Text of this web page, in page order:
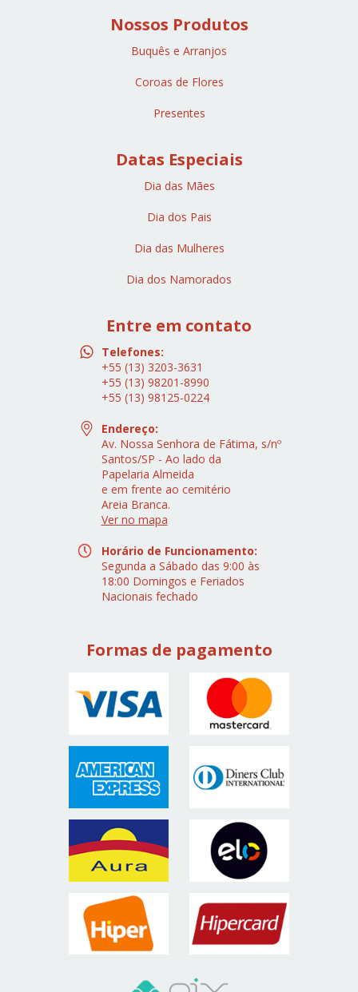
Nossos Produtos
Buquês e Arranjos
Coroas de Flores
Presentes
Datas Especiais
Dia das Mães
Dia dos Pais
Dia das Mulheres
Dia dos Namorados
Entre em contato
Telefones:
+55 (13) 3203-3631
+55 (13) 98201-8990
+55 (13) 98125-0224
Endereço:
Av. Nossa Senhora de Fátima, s/nº
Santos/SP - Ao lado da
Papelaria Almeida
e em frente ao cemitério
Areia Branca.
Ver no mapa
Horário de Funcionamento:
Segunda a Sábado das 9:00 às
18:00 Domingos e Feriados
Nacionais fechado
Formas de pagamento